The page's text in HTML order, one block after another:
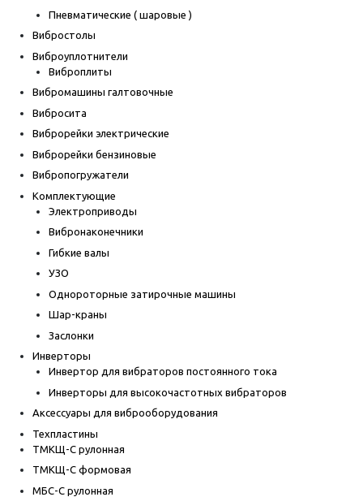
Пневматические ( шаровые )
Вибростолы
Виброуплотнители
Виброплиты
Вибромашины галтовочные
Вибросита
Виброрейки электрические
Виброрейки бензиновые
Вибропогружатели
Комплектующие
Электроприводы
Вибронаконечники
Гибкие валы
УЗО
Однороторные затирочные машины
Шар-краны
Заслонки
Инверторы
Инвертор для вибраторов постоянного тока
Инверторы для высокочастотных вибраторов
Аксессуары для виброоборудования
Техпластины
ТМКЩ-С рулонная
ТМКЩ-С формовая
МБС-С рулонная